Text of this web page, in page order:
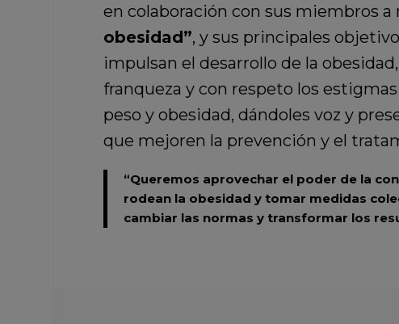
en colaboración con sus miembros
obesidad”, y sus principales
impulsan el desarrollo de la
franqueza y con respeto los
peso y obesidad, dándoles voz y
que mejoren la prevención y el
“Queremos aprovechar el poder de la
rodean la obesidad y tomar medidas
cambiar las normas y transformar los